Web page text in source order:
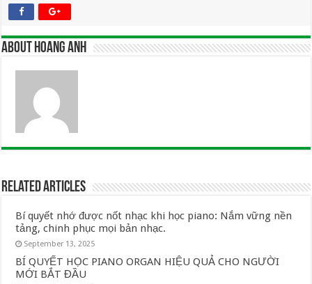
About Hoang Anh
Related Articles
Bí quyết nhớ được nốt nhạc khi học piano: Nắm vững nền
tảng, chinh phục mọi bản nhạc.
September 13, 2025
BÍ QUYẾT HỌC PIANO ORGAN HIỆU QUẢ CHO NGƯỜI
MỚI BẮT ĐẦU